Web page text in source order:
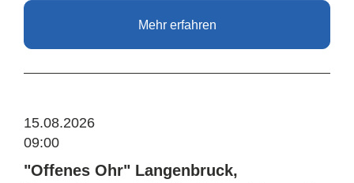
Mehr erfahren
15.08.2026
09:00
"Offenes Ohr" Langenbruck,